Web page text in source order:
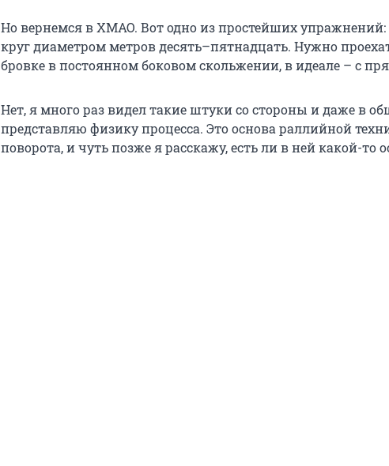
Но вернемся в ХМАО. Вот одно из простейших
круг диаметром метров десять–пятнадцать. Нужно
бровке в постоянном боковом скольжении, в идеале – с
Нет, я много раз видел такие штуки со стороны и даже в
представляю физику процесса. Это основа раллийной
поворота, и чуть позже я расскажу, есть ли в ней какой-то